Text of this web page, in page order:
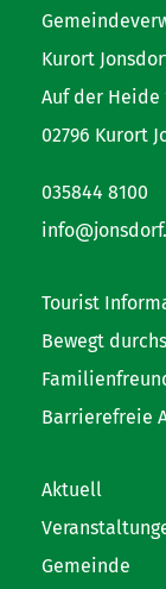
Kurort
Auf der Heide
02796 Kurort
035844 8100
Tourist
Bewegt
Barrierefreie
Aktuell
Gemeinde